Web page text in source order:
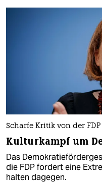
Scharfe Kritik von der FDP
Kulturkampf um
Das
die FDP fordert eine
halten dagegen.